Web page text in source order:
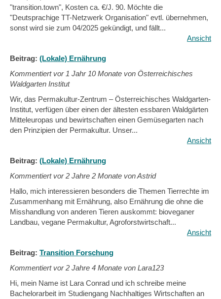
"transition.town", Kosten ca. €/J. 90. Möchte die
"Deutsprachige TT-Netzwerk Organisation" evtl. übernehmen,
sonst wird sie zum 04/2025 gekündigt, und fällt...
Ansicht
Beitrag: (Lokale) Ernährung
Kommentiert vor 1 Jahr 10 Monate von Österreichisches
Waldgarten Institut
Wir, das Permakultur-Zentrum – Österreichisches Waldgarten-
Institut, verfügen über einen der ältesten essbaren Waldgärten
Mitteleuropas und bewirtschaften einen Gemüsegarten nach
den Prinzipien der Permakultur. Unser...
Ansicht
Beitrag: (Lokale) Ernährung
Kommentiert vor2 Jahre 2 Monate von Astrid
Hallo, mich interessieren besonders die Themen Tierrechte im
Zusammenhang mit Ernährung, also Ernährung die ohne die
Misshandlung von anderen Tieren auskommt: bioveganer
Landbau, vegane Permakultur, Agroforstwirtschaft...
Ansicht
Beitrag: Transition Forschung
Kommentiert vor2 Jahre 4 Monate von Lara123
Hi, mein Name ist Lara Conrad und ich schreibe meine
Bachelorarbeit im Studiengang Nachhaltiges Wirtschaften an